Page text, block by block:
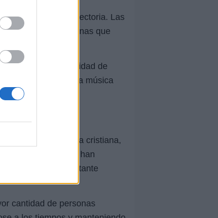
lo largo de su trayectoria. Las
diferencias internas que
La capacidad de
demostrado que la música
raíces.
en la música cristiana,
de las iglesias y se han
continuidad y constante
cantidad de personas